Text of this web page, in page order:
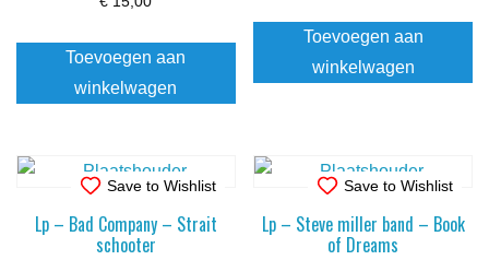
Toevoegen aan
winkelwagen
Toevoegen aan
winkelwagen
Save to Wishlist
Lp – Bad Company – Strait
schooter
Save to Wishlist
Lp – Steve miller band – Book
of Dreams